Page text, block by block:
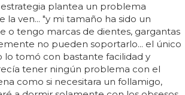
plantea un problema
la ven... "y mi tamaño ha sido un
o tengo marcas de dientes, gargantas
no pueden soportarlo... el único
lo tomó con bastante facilidad y
tener ningún problema con el
como si necesitara un follamigo,